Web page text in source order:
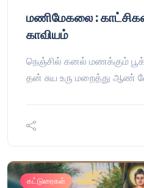
மணிமேகலை :
காவியம்
நெஞ்சில் கனல் மணக்கும்
தன் சுய உரு மறைத்து
கட்டுரைகள்